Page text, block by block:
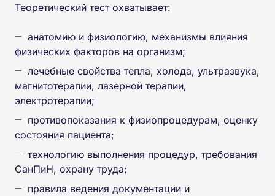
Теоретический тест охватывает:
анатомию и физиологию, механизмы влияния
физических факторов на организм;
лечебные свойства тепла, холода, ультразвука,
магнитотерапии, лазерной терапии,
электротерапии;
противопоказания к физиопроцедурам, оценку
состояния пациента;
технологию выполнения процедур, требования
СанПиН, охрану труда;
правила ведения документации и